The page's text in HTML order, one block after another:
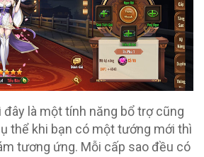
đây là một tính năng bổ trợ cũng
thể khi bạn có một tướng mới thì
tương ứng. Mỗi cấp sao đều có